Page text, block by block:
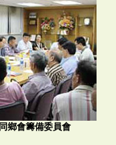
鄉會籌備委員會